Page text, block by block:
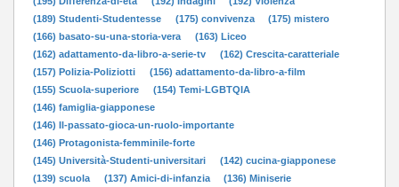
(189) Studenti-Studentesse
(175) convivenza
(175) mistero
(166) basato-su-una-storia-vera
(163) Liceo
(162) adattamento-da-libro-a-serie-tv
(162) Crescita-caratteriale
(157) Polizia-Poliziotti
(156) adattamento-da-libro-a-film
(155) Scuola-superiore
(154) Temi-LGBTQIA
(146) famiglia-giapponese
(146) Il-passato-gioca-un-ruolo-importante
(146) Protagonista-femminile-forte
(145) Università-Studenti-universitari
(142) cucina-giapponese
(139) scuola
(137) Amici-di-infanzia
(136) Miniserie